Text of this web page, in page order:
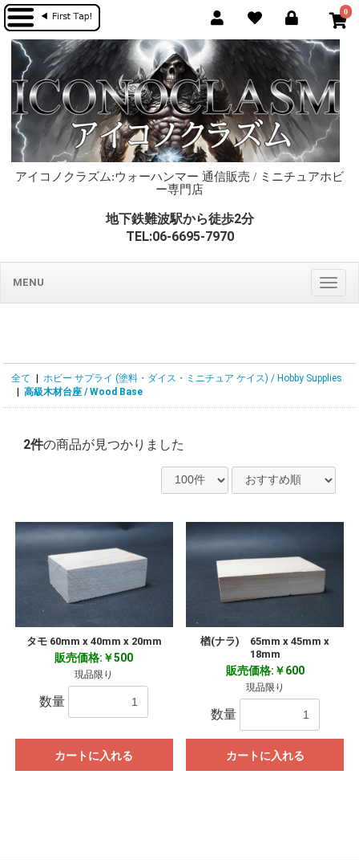
0
アイコノクラズム:ウォーハンマー 通信販売 / ミニチュアホビ
ー専門店
地下鉄難波駅から徒歩2分
TEL:06-6695-7970
MENU
全て
ホビー サプライ (塗料・ダイス・ミニチュア ケイス) / Hobby Supplies
高級木材台座 / Wood Base
2件の商品が見つかりました
タモ 60mm x 40mm x 20mm
販売価格:￥500
現品限り
数量
カートに入れる
楢(ナラ) 65mm x 45mm x
18mm
販売価格:￥600
現品限り
数量
カートに入れる